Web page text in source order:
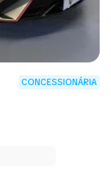
CONCESSIONÁRIA